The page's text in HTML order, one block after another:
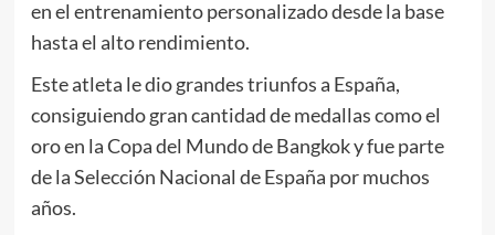
en el entrenamiento personalizado desde la base
hasta el alto rendimiento.
Este atleta le dio grandes triunfos a España,
consiguiendo gran cantidad de medallas como el
oro en la Copa del Mundo de Bangkok y fue parte
de la Selección Nacional de España por muchos
años.